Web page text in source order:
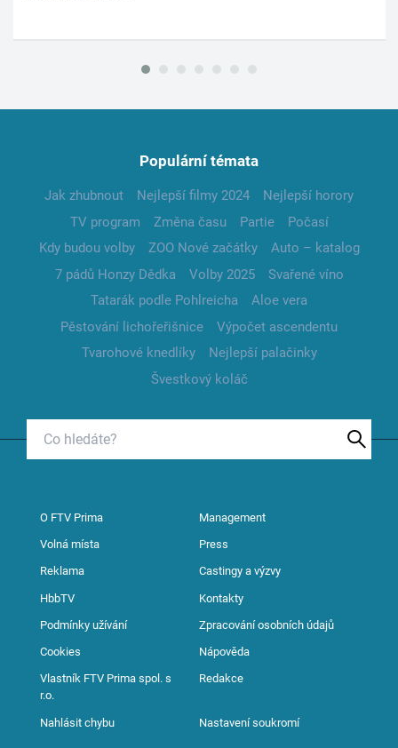
Populární témata
Jak zhubnout Nejlepší filmy 2024
Nejlepší horory
TV program
Změna času Partie
Počasí
Kdy budou volby
ZOO Nové začátky
Auto – katalog
7 pádů Honzy Dědka
Volby 2025
Svařené víno
Tatarák podle Pohlreicha
Aloe vera
Pěstování lichořeřišnice
Výpočet ascendentu
Tvarohové knedlíky
Nejlepší palačinky
Švestkový koláč
O FTV Prima Management
Volná místa Press
Reklama Castingy a výzvy
HbbTV Kontakty
Podmínky užívání Zpracování osobních údajů
Cookies Nápověda
Vlastník FTV Prima spol. s
r.o.
Redakce
Nahlásit chybu Nastavení soukromí